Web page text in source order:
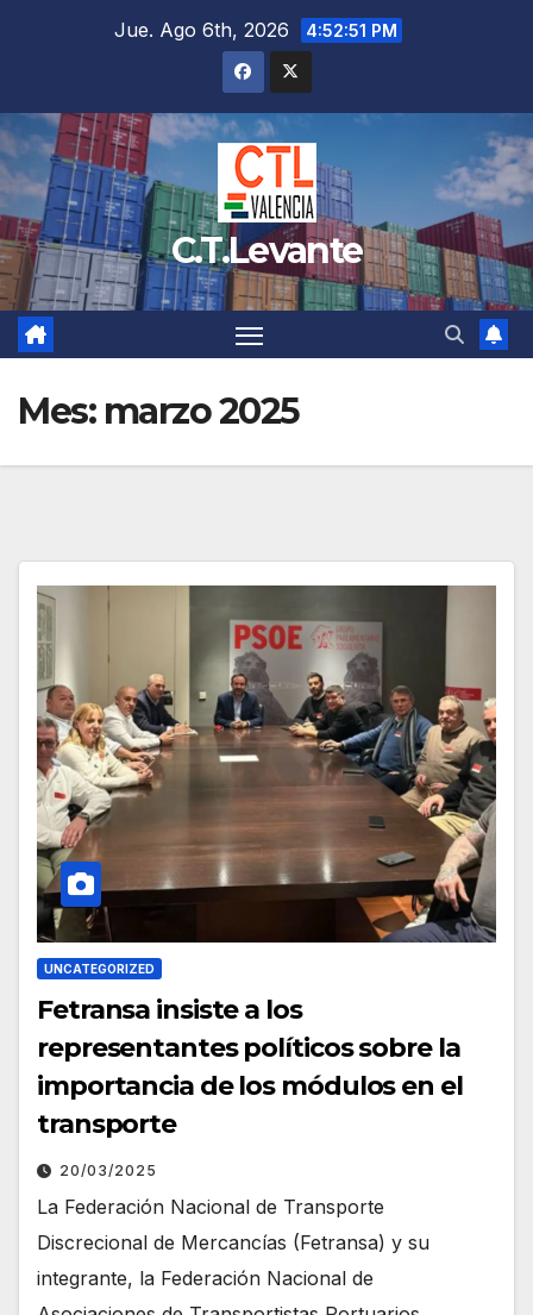
Jue. Ago 6th, 2026 4:52:51 PM
C.T.Levante
Mes: marzo 2025
UNCATEGORIZED
Fetransa insiste a los
representantes políticos sobre la
importancia de los módulos en el
transporte
20/03/2025
La Federación Nacional de Transporte
Discrecional de Mercancías (Fetransa) y su
integrante, la Federación Nacional de